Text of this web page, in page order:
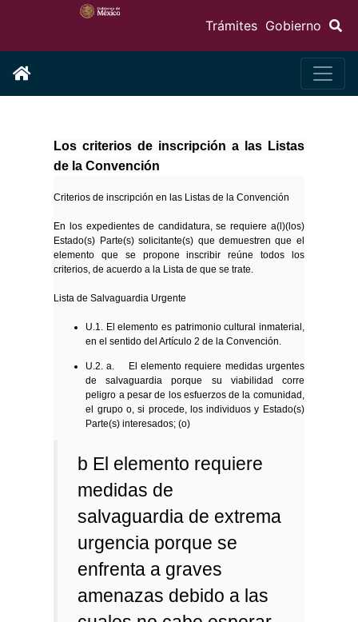
Trámites Gobierno
Los criterios de inscripción a las Listas
de la Convención
Criterios de inscripción en las Listas de la Convención
En los expedientes de candidatura, se requiere a(l)(los)
Estado(s) Parte(s) solicitante(s) que demuestren que el
elemento que se propone inscribir reúne todos los
criterios, de acuerdo a la Lista de que se trate.
Lista de Salvaguardia Urgente
U.1. El elemento es patrimonio cultural inmaterial,
en el sentido del Artículo 2 de la Convención.
U.2. a. El elemento requiere medidas urgentes
de salvaguardia porque su viabilidad corre
peligro a pesar de los esfuerzos de la comunidad,
el grupo o, si procede, los individuos y Estado(s)
Parte(s) interesados; (o)
b El elemento requiere
medidas de
salvaguardia de extrema
urgencia porque se
enfrenta a graves
amenazas debido a las